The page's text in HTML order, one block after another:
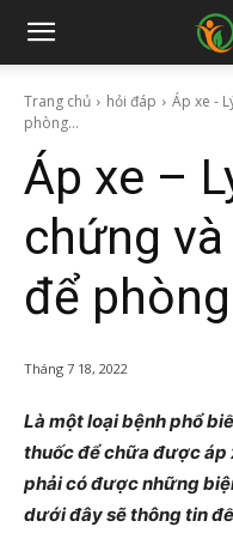
Trang chủ hỏi đáp
Áp xe -
phòng...
Áp xe –
chứng
để
Tháng 7 18, 2022
Là một loại bệnh phổ
thuốc để chữa được áp
phải có được những
dưới đây sẽ thông tin